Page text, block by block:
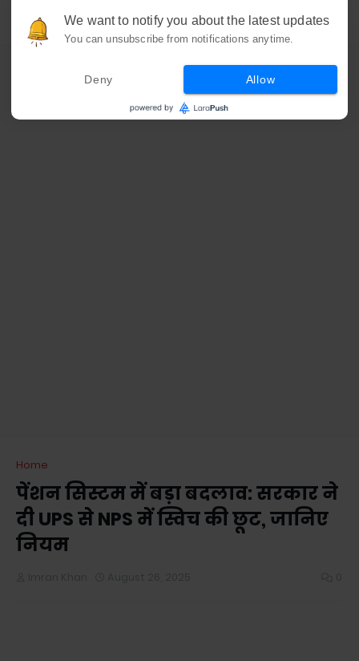
Home
पेंशन सिस्टम में बड़ा बदलाव: सरकार ने
दी UPS से NPS में स्विच की छूट, जानिए
नियम
We want to notify you about the latest updates
You can unsubscribe from notifications anytime.
Deny Allow